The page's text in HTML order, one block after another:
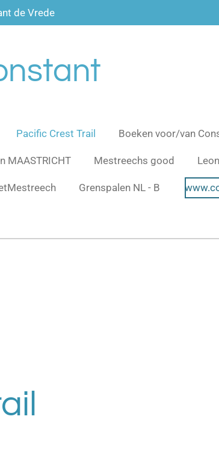
de Vrede
Pacific Crest Trail Boeken voor/van
MAASTRICHT Mestreechs good
Grenspalen NL - B